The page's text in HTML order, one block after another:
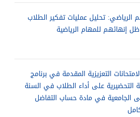
الرياضي: تحليل عمليات تفكير الطلاب
إنهائهم للمهام الرياضية
التعزيزية المقدمة في برنامج
التحضيرية على أداء الطلاب في السنة
الجامعية في مادة حساب التفاضل